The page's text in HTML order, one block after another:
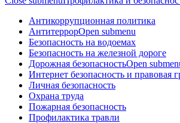
Антикоррупционная политика
АнтитеррорOpen submenu
Безопасность на водоемах
Безопасность на железной дороге
Дорожная безопасностьOpen
Интернет безопасность и правовая
Личная безопасность
Охрана труда
Пожарная безопасность
Профилактика травли